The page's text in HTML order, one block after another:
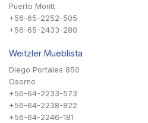
Puerto Montt
+56-65-2252-505
+56-65-2433-280
Weitzler Mueblista
Diego Portales 850
Osorno
+56-64-2233-573
+56-64-2238-822
+56-64-2246-181